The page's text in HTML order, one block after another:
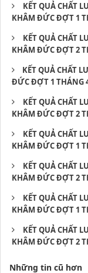
KẾT QUẢ CHẤT
KHÂM ĐỨC ĐỢT 1
KẾT QUẢ CHẤT
KHÂM ĐỨC ĐỢT 2
​KẾT QUẢ CHẤT
ĐỨC ĐỢT 1 THÁNG
KẾT QUẢ CHẤT
KHÂM ĐỨC ĐỢT 2
KẾT QUẢ CHẤT
KHÂM ĐỨC ĐỢT 1
KẾT QUẢ CHẤT
KHÂM ĐỨC ĐỢT 2
KẾT QUẢ CHẤT
KHÂM ĐỨC ĐỢT 1
KẾT QUẢ CHẤT
KHÂM ĐỨC ĐỢT 2
Những tin cũ hơn